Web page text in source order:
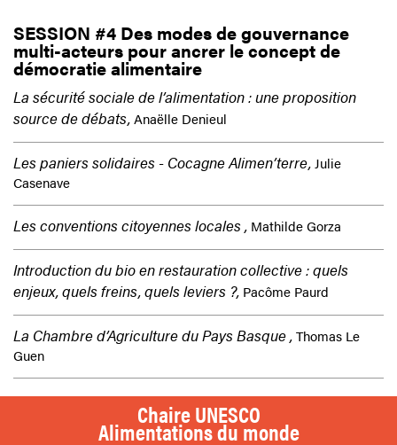
SESSION #4 Des modes de gouvernance
multi-acteurs pour ancrer le concept de
démocratie alimentaire
La sécurité sociale de l’alimentation : une proposition
source de débats,Anaëlle Denieul
Les paniers solidaires - Cocagne Alimen’terre,Julie
Casenave
Les conventions citoyennes locales , Mathilde Gorza
Introduction du bio en restauration collective : quels
enjeux, quels freins, quels leviers ?, Pacôme Paurd
La Chambre d’Agriculture du Pays Basque ,Thomas Le
Guen
Chaire UNESCO
Alimentations du monde